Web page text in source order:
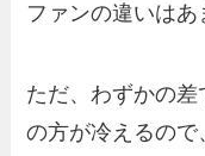
ファンの違いはあ
ただ、わずかの
の方が冷えるの